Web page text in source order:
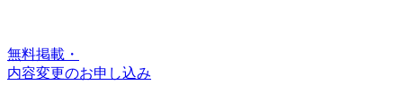
無料掲載・
内容変更のお申し込み